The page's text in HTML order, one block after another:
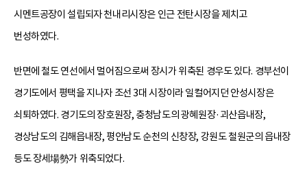
시멘트공장이 설립되자 천내리시장은 인근 전탄시장을 제치고
번성하였다.
반면에 철도 연선에서 멀어짐으로써 장시가 위축된 경우도 있다. 경부선이
경기도에서 평택을 지나자 조선 3대 시장이라 일컬어지던 안성시장은
쇠퇴하였다. 경기도의 장호원장, 충청남도의 광혜원장·괴산읍내장,
경상남도의 김해읍내장, 평안남도 순천의 신창장, 강원도 철원군의 읍내장
등도 장세場勢가 위축되었다.